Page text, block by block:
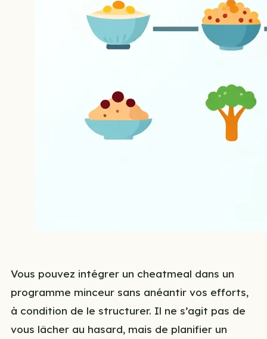
Vous pouvez intégrer un cheatmeal dans un
programme minceur sans anéantir vos efforts,
à condition de le structurer. Il ne s’agit pas de
vous lâcher au hasard, mais de planifier un